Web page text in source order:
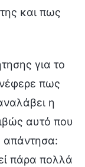
και πως
για το
πως
η
αυτό που
απάντησα:
πάρα πολλά